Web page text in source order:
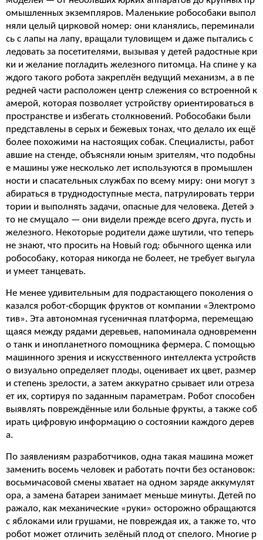
омышленных экземпляров. Маленькие робособаки выпол
няли целый цирковой номер: они кланялись, переминали
сь с лапы на лапу, вращали туловищем и даже пытались с
ледовать за посетителями, вызывая у детей радостные кри
ки и желание погладить железного питомца. На спине у ка
ждого такого робота закреплён ведущий механизм, а в пе
редней части расположен центр слежения со встроенной к
амерой, которая позволяет устройству ориентироваться в
пространстве и избегать столкновений. Робособаки были
представлены в серых и бежевых тонах, что делало их ещё
более похожими на настоящих собак. Специалисты, работ
авшие на стенде, объясняли юным зрителям, что подобны
е машины уже несколько лет используются в промышлен
ности и спасательных службах по всему миру: они могут з
абираться в труднодоступные места, патрулировать терри
тории и выполнять задачи, опасные для человека. Детей э
то не смущало — они видели прежде всего друга, пусть и
железного. Некоторые родители даже шутили, что теперь
не знают, что просить на Новый год: обычного щенка или
робособаку, которая никогда не болеет, не требует выгула
и умеет танцевать.
Не менее удивительным для подрастающего поколения о
казался робот-сборщик фруктов от компании «Электромо
тив». Эта автономная гусеничная платформа, перемещаю
щаяся между рядами деревьев, напоминала одновременн
о танк и инопланетного помощника фермера. С помощью
машинного зрения и искусственного интеллекта устройств
о визуально определяет плоды, оценивает их цвет, размер
и степень зрелости, а затем аккуратно срывает или отреза
ет их, сортируя по заданным параметрам. Робот способен
выявлять повреждённые или больные фрукты, а также соб
ирать цифровую информацию о состоянии каждого дерев
а.
По заявлениям разработчиков, одна такая машина может
заменить восемь человек и работать почти без остановок:
восьмичасовой смены хватает на одном заряде аккумулят
ора, а замена батареи занимает меньше минуты. Детей по
ражало, как механические «руки» осторожно обращаются
с яблоками или грушами, не повреждая их, а также то, что
робот может отличить зелёный плод от спелого. Многие р